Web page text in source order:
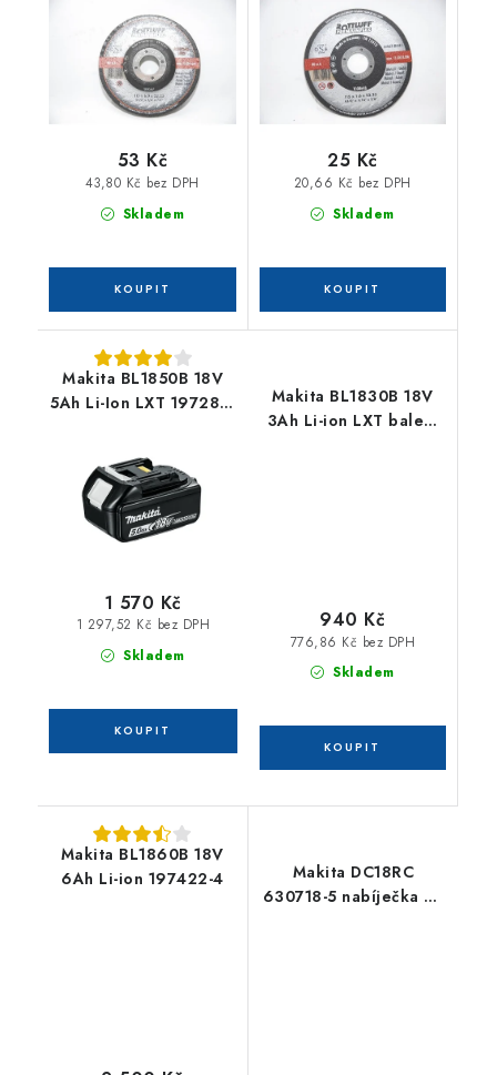
Skladem
43,80 Kč bez DPH
53 Kč
Skladem
20,66 Kč bez DPH
25 Kč
Makita BL1850B 18V
5Ah Li-Ion LXT 197280-
Skladem
1 297,52 Kč bez DPH
1 570 Kč
Makita BL1830B 18V
3Ah Li-ion LXT balení
Skladem
776,86 Kč bez DPH
940 Kč
Makita BL1860B 18V
6Ah Li-ion 197422-4
Makita DC18RC
630718-5 nabíječka Li-